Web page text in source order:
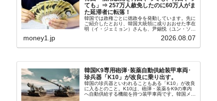
ても」⇒ 257万人赦免したのに60万人がま
た延滞者に転落！
韓国では政権ごとに徳政令を発動しています。先に
ご紹介したとおり、韓国大統領に成りおおせた李在
明（イ・ジェミョン）さんも、尹錫悦（ユン・ソギ
バンクにして不良債権の買い取りを行い、分割償還
money1.jp 2026.08.07
韓国K9専用砲弾･装薬自動供給装甲車両･
珍兵器「K10」が改良に乗り出す。
韓国の珍兵器といわれることもある「K10」が改良
に入るとのこと。K10は、砲弾・装薬をK9の車内
へ自動供給する機能を持つ装甲車両です。韓国メデ